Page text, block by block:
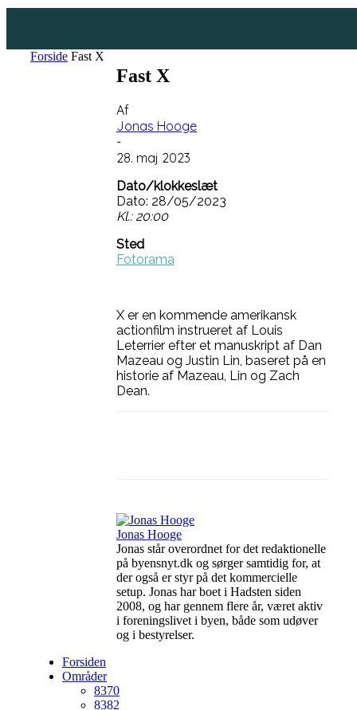
Forside Fast X
Fast X
Af
Jonas Hooge
-
28. maj 2023
Dato/klokkeslæt
Dato: 28/05/2023
Kl.: 20:00
Sted
Fotorama
X er en kommende amerikansk
actionfilm instrueret af Louis
Leterrier efter et manuskript af Dan
Mazeau og Justin Lin, baseret på en
historie af Mazeau, Lin og Zach
Dean.
Jonas Hooge
Jonas står overordnet for det redaktionelle
på byensnyt.dk og sørger samtidig for, at
der også er styr på det kommercielle
setup. Jonas har boet i Hadsten siden
2008, og har gennem flere år, været aktiv
i foreningslivet i byen, både som udøver
og i bestyrelser.
Forsiden
Områder
8370
8382